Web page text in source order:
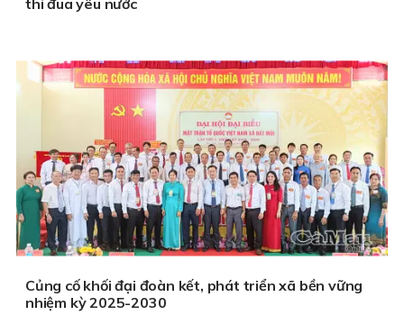
thi đua yêu nước
Củng cố khối đại đoàn kết, phát triển xã bền vững
nhiệm kỳ 2025-2030